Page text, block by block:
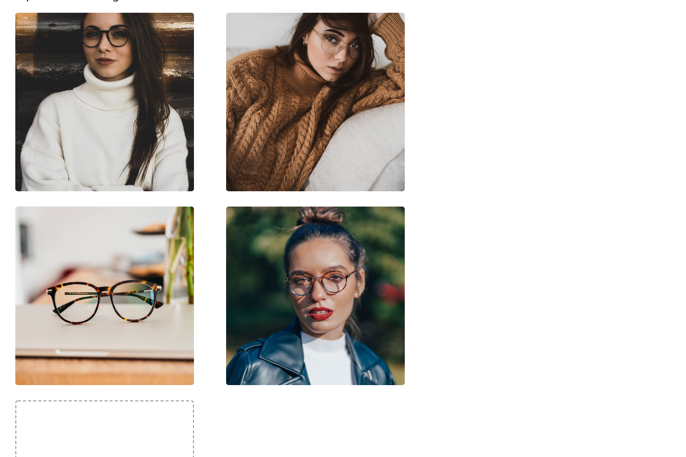
Βάρος:
90 γρ
Ρυθμιζόμενα μαξιλάρια μύτης:
Όχι
Εύκαμπτη άρθρωση:
Όχι
Clip-on:
Όχι
Αξεσουάρ
Παρέχονται με θήκη:
Πανί καθαρισμού:
Ναι
Άλλα
Τύπος:
Παιδικά
Κατηγορία:
Γυαλιά οράσεως
Μάρκα:
Centrostyle S.p.A
Ηλικία:
5 - 10 ετών